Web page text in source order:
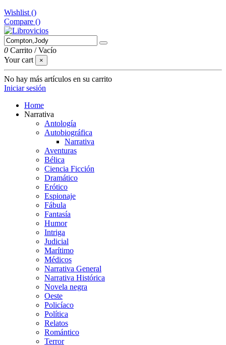
Wishlist ()
Compare ()
0 Carrito /Vacío
Your cart
×
No hay más artículos en su carrito
Iniciar sesión
Home
Narrativa
Antología
Autobiográfica
Narrativa
Aventuras
Bélica
Ciencia Ficción
Dramático
Erótico
Espionaje
Fábula
Fantasía
Humor
Intriga
Judicial
Marítimo
Médicos
Narrativa General
Narrativa Histórica
Novela negra
Oeste
Policíaco
Política
Relatos
Romántico
Terror